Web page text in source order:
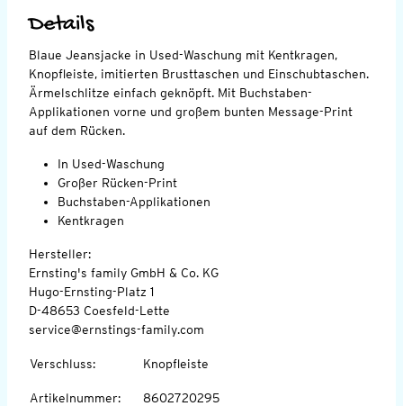
Details
Blaue Jeansjacke in Used-Waschung mit Kentkragen,
Knopfleiste, imitierten Brusttaschen und Einschubtaschen.
Ärmelschlitze einfach geknöpft. Mit Buchstaben-
Applikationen vorne und großem bunten Message-Print
auf dem Rücken.
In Used-Waschung
Großer Rücken-Print
Buchstaben-Applikationen
Kentkragen
Hersteller:
Ernsting's family GmbH & Co. KG
Hugo-Ernsting-Platz 1
D-48653 Coesfeld-Lette
service@ernstings-family.com
Verschluss: Knopfleiste
Artikelnummer: 8602720295